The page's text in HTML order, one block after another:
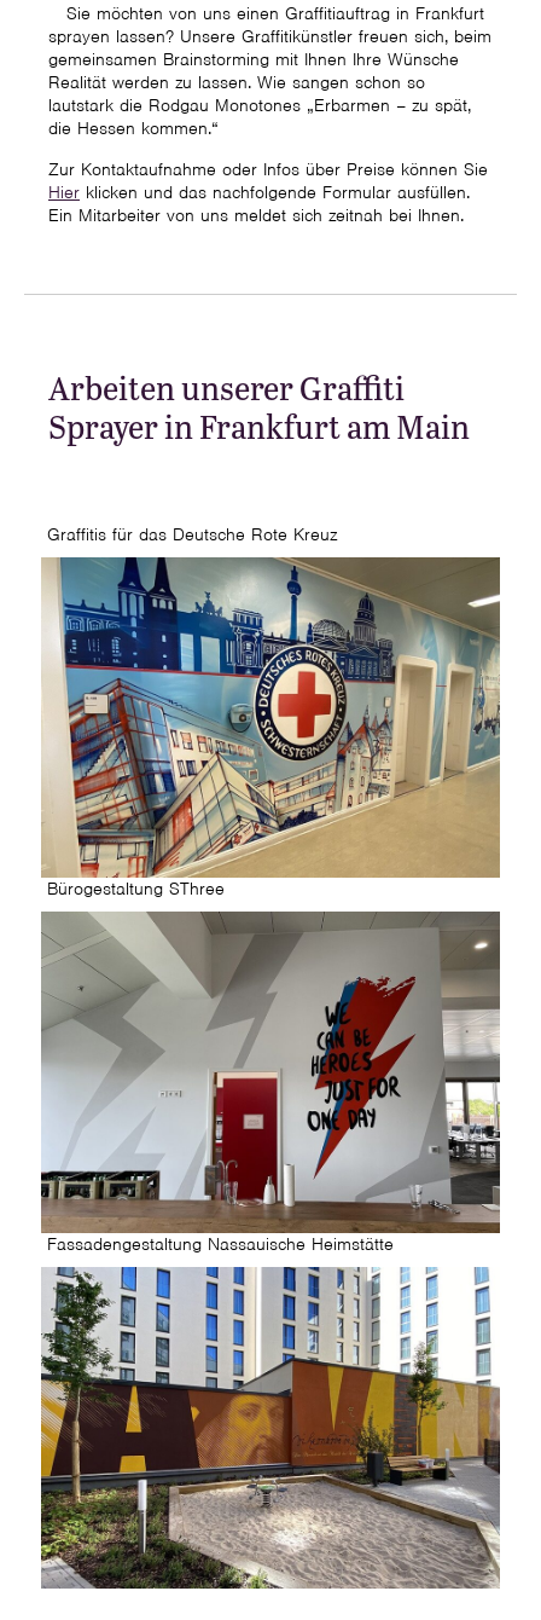
Sie möchten von uns einen Graffitiauftrag in Frankfurt
sprayen lassen? Unsere Graffitikünstler freuen sich, beim
gemeinsamen Brainstorming mit Ihnen Ihre Wünsche
Realität werden zu lassen. Wie sangen schon so
lautstark die Rodgau Monotones „Erbarmen – zu spät,
die Hessen kommen.“
Zur Kontaktaufnahme oder Infos über Preise können Sie
Hier klicken und das nachfolgende Formular ausfüllen.
Ein Mitarbeiter von uns meldet sich zeitnah bei Ihnen.
Arbeiten unserer Graffiti
Sprayer in Frankfurt am Main
Graffitis für das Deutsche Rote Kreuz
Bürogestaltung SThree
Fassadengestaltung Nassauische Heimstätte